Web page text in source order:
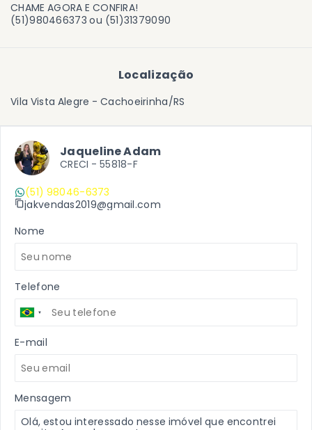
CHAME AGORA E CONFIRA!
(51)980466373 ou (51)31379090
Localização
Vila Vista Alegre - Cachoeirinha/RS
Jaqueline Adam
CRECI - 55818-F
(51) 98046-6373
jakvendas2019@gmail.com
Nome
Telefone
E-mail
Mensagem